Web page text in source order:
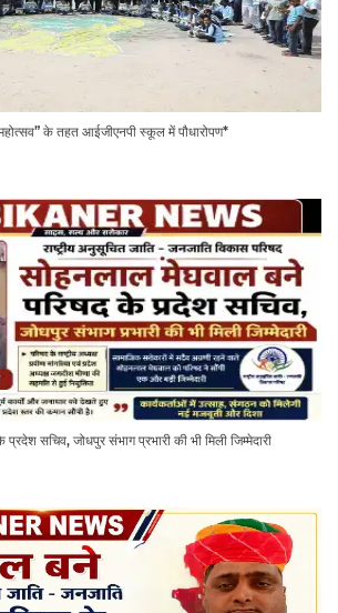
के तहत आईजीएनपी स्कूल में पौधारोपण*
सचिव, जोधपुर संभाग प्रभारी की भी मिली जिम्मेदारी